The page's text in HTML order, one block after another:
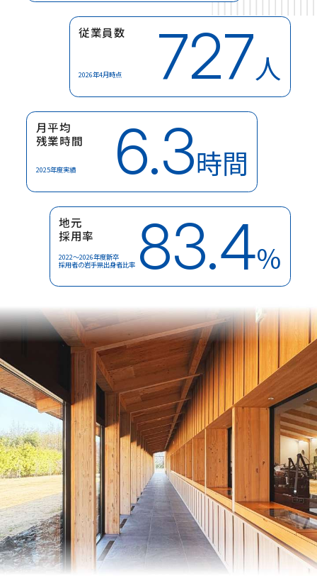
従業員数 727人
2026年4月時点
月平均
残業時間
6.3時間
2025年度実績
地元
採用率
83.4%
2022～2026年度新卒
採用者の岩手県出身者比率